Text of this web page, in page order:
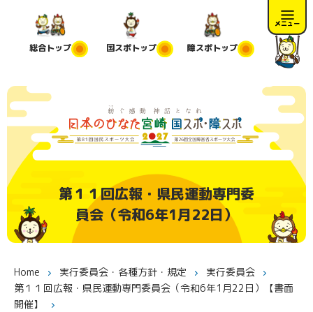
メニュー
総合トップ 国スポトップ 障スポトップ
第１１回広報・県民運動専門委
員会（令和6年1月22日）
Home 実行委員会・各種方針・規定
実行委員会
第１１回広報・県民運動専門委員会（令和6年1月22日）【書面
開催】